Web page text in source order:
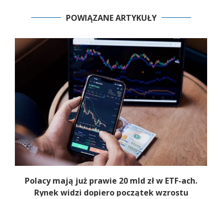
POWIĄZANE ARTYKUŁY
Polacy mają już prawie 20 mld zł w ETF-ach.
Rynek widzi dopiero początek wzrostu